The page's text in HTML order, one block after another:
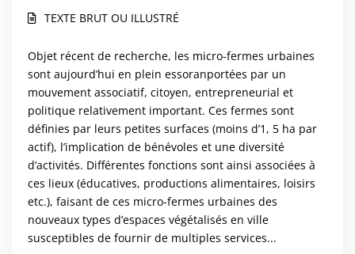
TEXTE BRUT OU ILLUSTRÉ
Objet récent de recherche, les micro-fermes urbaines
sont aujourd’hui en plein essoranportées par un
mouvement associatif, citoyen, entrepreneurial et
politique relativement important. Ces fermes sont
définies par leurs petites surfaces (moins d’1, 5 ha par
actif), l’implication de bénévoles et une diversité
d’activités. Différentes fonctions sont ainsi associées à
ces lieux (éducatives, productions alimentaires, loisirs
etc.), faisant de ces micro-fermes urbaines des
nouveaux types d’espaces végétalisés en ville
susceptibles de fournir de multiples services...